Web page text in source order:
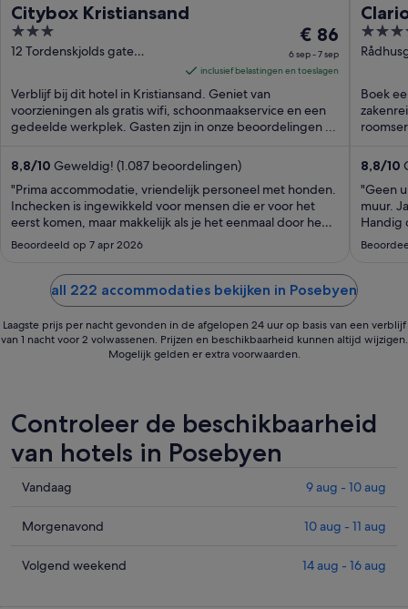
Citybox Kristiansand
3
out
5
12 Tordenskjolds gate
De
prijs
is
per
nacht
sep
tot
7
€ 86
6 sep - 7 sep
inclusief belastingen en toeslagen
Verblijf bij dit hotel in Kristiansand. Geniet van
voorzieningen als gratis wifi, schoonmaakservice en een
gedeelde werkplek. Gasten zijn in onze beoordelingen ...
8,8/10 Geweldig! (1.087 beoordelingen)
"Prima accommodatie, vriendelijk personeel met honden.
Inchecken is ingewikkeld voor mensen die er voor het
eerst komen, maar makkelijk als je het eenmaal door hebt.
Ik miste wel een tv."
Beoordeeld op 7 apr 2026
4
out
5
Boek
8,8/10
"Geen
muur.
Handig
all 222 accommodaties bekijken in Posebyen
Laagste prijs per nacht gevonden in de afgelopen 24 uur op basis van een verblijf
van 1 nacht voor 2 volwassenen. Prijzen en beschikbaarheid kunnen altijd wijzigen.
Mogelijk gelden er extra voorwaarden.
Controleer de beschikbaarheid
van hotels in Posebyen
Prijzen
Posebyen
vanavond,
Vandaag 9 aug - 10 aug
Prijzen
Posebyen
Morgenavond 10 aug - 11 aug
Prijzen
Volgend weekend 14 aug - 16 aug